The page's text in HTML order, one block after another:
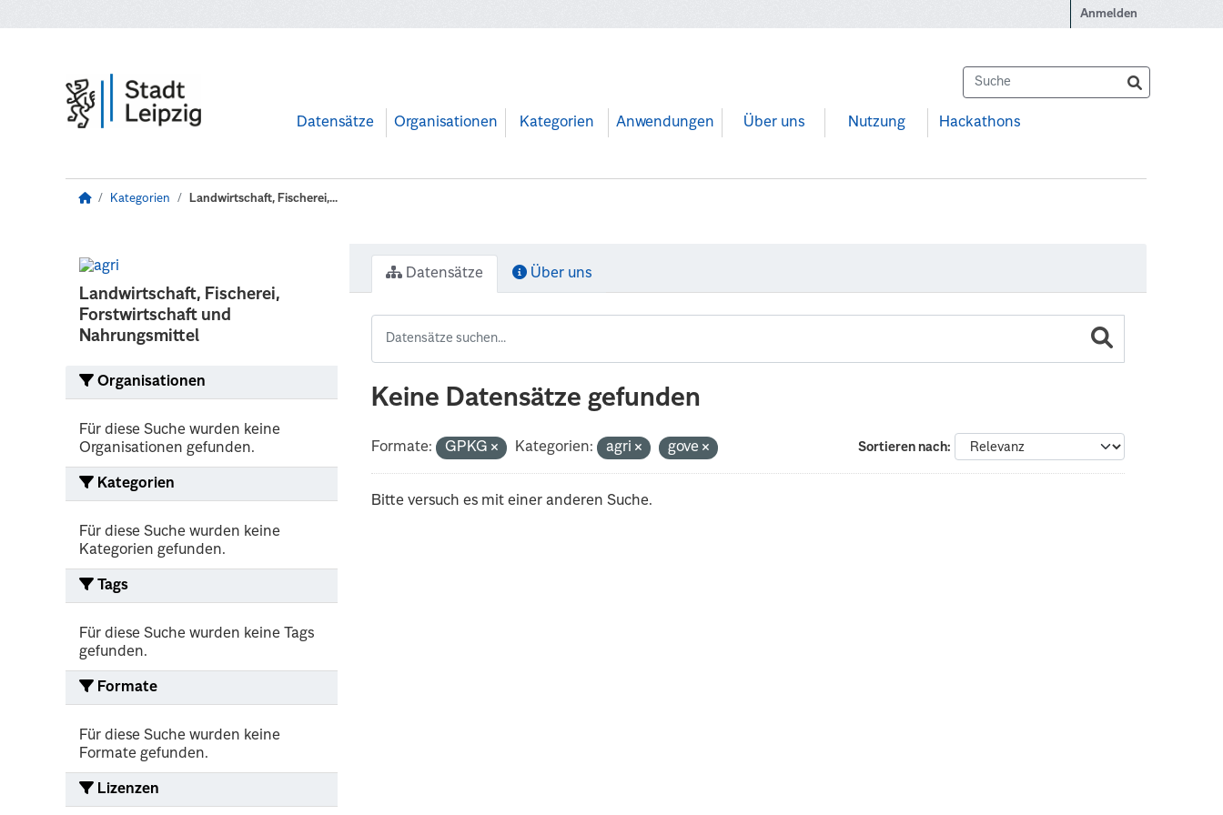
Anmelden
Datensätze Organisationen Kategorien Anwendungen Über uns Nutzung Hackathons
Kategorien Landwirtschaft, Fischerei,...
Landwirtschaft, Fischerei,
Forstwirtschaft und
Nahrungsmittel
Organisationen
Für diese Suche wurden keine
Organisationen gefunden.
Kategorien
Für diese Suche wurden keine
Kategorien gefunden.
Tags
Für diese Suche wurden keine Tags
gefunden.
Formate
Für diese Suche wurden keine
Formate gefunden.
Lizenzen
Datensätze Über uns
Keine Datensätze gefunden
Sortieren nach
Formate: GPKG Kategorien: agri gove
Bitte versuch es mit einer anderen Suche.